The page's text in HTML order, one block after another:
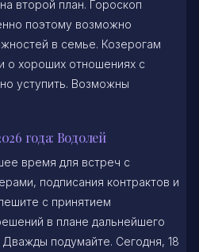
второй план. Гороскоп
поэтому возможно
в семье. Козерогам
о хороших отношениях с
уступить. Возможны
года: Водолей
время для встреч с
подписания контрактов и
с принятием
в плане дальнейшего
Дважды подумайте. Сегодня, 18